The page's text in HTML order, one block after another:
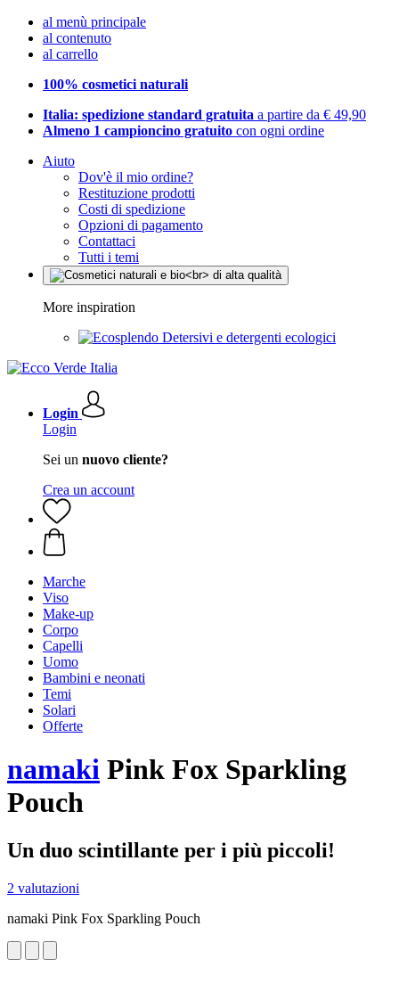
al menù principale
al contenuto
al carrello
100% cosmetici naturali
Italia: spedizione standard gratuita a partire da € 49,90
Almeno 1 campioncino gratuito con ogni ordine
Aiuto
Dov'è il mio ordine?
Restituzione prodotti
Costi di spedizione
Opzioni di pagamento
Contattaci
Tutti i temi
More inspiration
Detersivi e detergenti ecologici
Login
Login
Sei un nuovo cliente?
Crea un account
Marche
Viso
Make-up
Corpo
Capelli
Uomo
Bambini e neonati
Temi
Solari
Offerte
namaki Pink Fox Sparkling
Pouch
Un duo scintillante per i più piccoli!
2 valutazioni
namaki Pink Fox Sparkling Pouch